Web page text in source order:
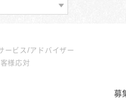
ービス/アドバイザー
様応対
募